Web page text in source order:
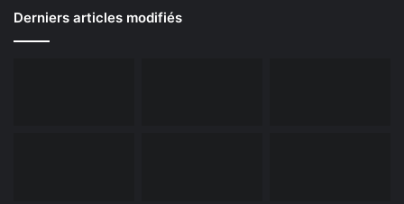
Derniers articles modifiés